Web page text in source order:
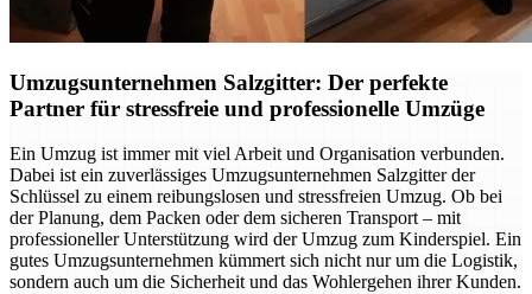
Umzugsunternehmen Salzgitter: Der perfekte
Partner für stressfreie und professionelle Umzüge
Ein Umzug ist immer mit viel Arbeit und Organisation verbunden.
Dabei ist ein zuverlässiges Umzugsunternehmen Salzgitter der
Schlüssel zu einem reibungslosen und stressfreien Umzug. Ob bei
der Planung, dem Packen oder dem sicheren Transport – mit
professioneller Unterstützung wird der Umzug zum Kinderspiel. Ein
gutes Umzugsunternehmen kümmert sich nicht nur um die Logistik,
sondern auch um die Sicherheit und das Wohlergehen ihrer Kunden.